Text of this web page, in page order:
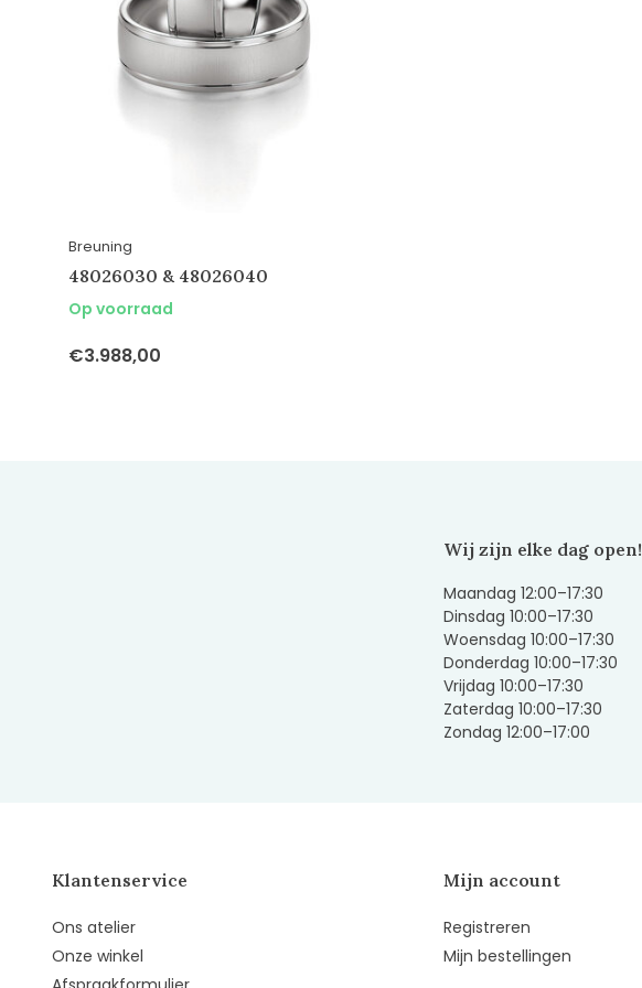
Breuning
48026030 & 48026040
Op voorraad
€3.988,00
Wij zijn elke dag open!
Maandag 12:00–17:30
Dinsdag 10:00–17:30
Woensdag 10:00–17:30
Donderdag 10:00–17:30
Vrijdag 10:00–17:30
Zaterdag 10:00–17:30
Zondag 12:00–17:00
Klantenservice
Ons atelier
Onze winkel
Mijn account
Registreren
Mijn bestellingen